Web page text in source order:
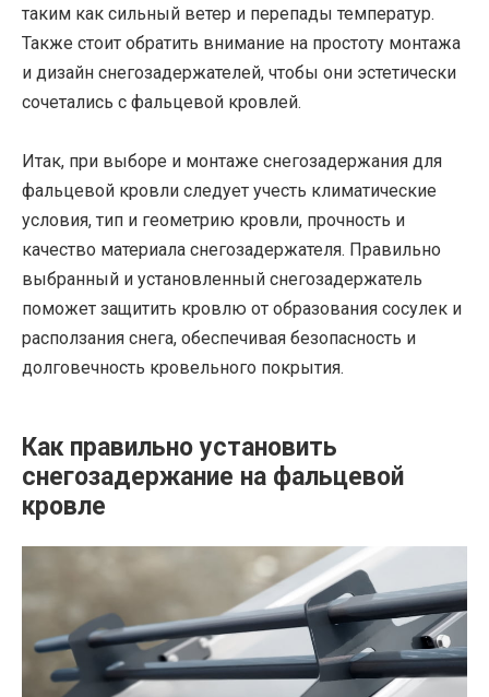
таким как сильный ветер и перепады температур.
Также стоит обратить внимание на простоту монтажа
и дизайн снегозадержателей, чтобы они эстетически
сочетались с фальцевой кровлей.
Итак, при выборе и монтаже снегозадержания для
фальцевой кровли следует учесть климатические
условия, тип и геометрию кровли, прочность и
качество материала снегозадержателя. Правильно
выбранный и установленный снегозадержатель
поможет защитить кровлю от образования сосулек и
расползания снега, обеспечивая безопасность и
долговечность кровельного покрытия.
Как правильно установить
снегозадержание на фальцевой
кровле